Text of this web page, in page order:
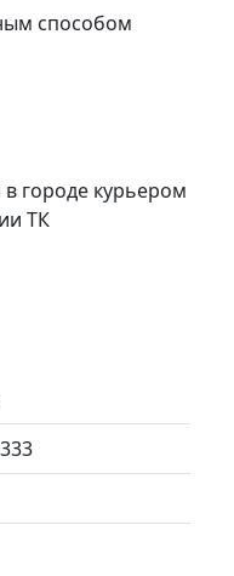
способом
в городе курьером
ТК